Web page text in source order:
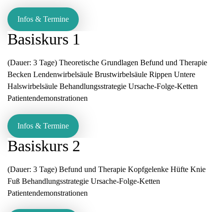
Infos & Termine
Basiskurs 1
(Dauer: 3 Tage) Theoretische Grundlagen Befund und Therapie
Becken Lendenwirbelsäule Brustwirbelsäule Rippen Untere
Halswirbelsäule Behandlungsstrategie Ursache-Folge-Ketten
Patientendemonstrationen
Infos & Termine
Basiskurs 2
(Dauer: 3 Tage) Befund und Therapie Kopfgelenke Hüfte Knie
Fuß Behandlungsstrategie Ursache-Folge-Ketten
Patientendemonstrationen